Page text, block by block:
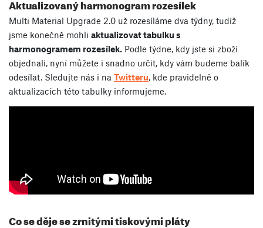
Aktualizovaný harmonogram rozesílek
Multi Material Upgrade 2.0 už rozesíláme dva týdny, tudíž
jsme konečně mohli aktualizovat tabulku s
harmonogramem rozesílek. Podle týdne, kdy jste si zboží
objednali, nyní můžete i snadno určit, kdy vám budeme balík
odesílat. Sledujte nás i na Twitteru, kde pravidelně o
aktualizacích této tabulky informujeme.
Co se děje se zrnitými tiskovými pláty